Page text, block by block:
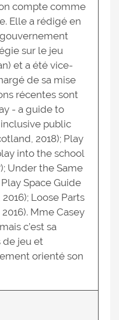
compte comme
Elle a rédigé en
gouvernement
sur le jeu
et a été vice-
de sa mise
récentes sont
- a guide to
public
2018); Play
into the school
Under the Same
Play Space Guide
Loose Parts
Mme Casey
c’est sa
de jeu et
orienté son